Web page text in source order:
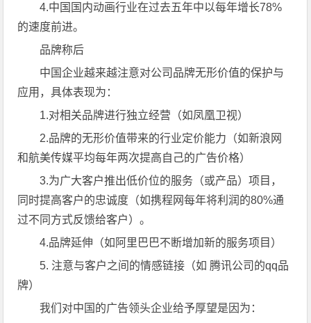
4.中国国内动画行业在过去五年中以每年增长78%
的速度前进。
品牌称后
中国企业越来越注意对公司品牌无形价值的保护与
应用，具体表现为：
1.对相关品牌进行独立经营（如凤凰卫视）
2.品牌的无形价值带来的行业定价能力（如新浪网
和航美传媒平均每年两次提高自己的广告价格）
3.为广大客户推出低价位的服务（或产品）项目，
同时提高客户的忠诚度（如携程网每年将利润的80%通
过不同方式反馈给客户）。
4.品牌延伸（如阿里巴巴不断增加新的服务项目）
5. 注意与客户之间的情感链接（如 腾讯公司的qq品
牌）
我们对中国的广告领头企业给予厚望是因为：